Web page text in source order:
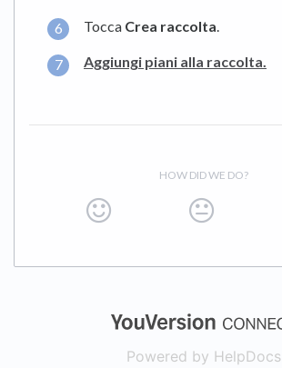
Tocca Crea raccolta.
Aggiungi piani alla raccolta.
HOW DID WE DO?
Powered by HelpDocs